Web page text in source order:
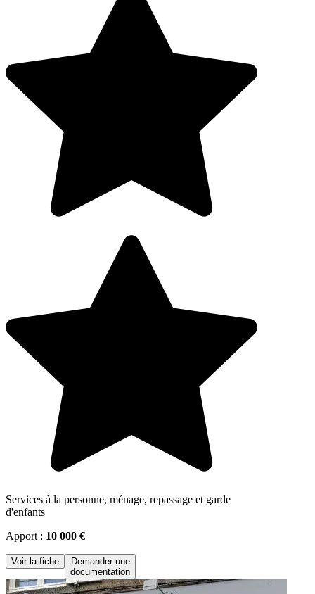
Services à la personne, ménage, repassage et garde
d'enfants
Apport : 10 000 €
Voir la fiche
Demander une
documentation